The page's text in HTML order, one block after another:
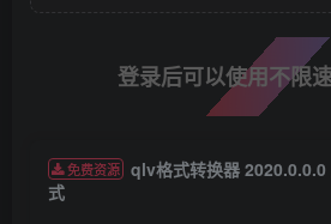
登录后可以使用不限
免费资源 qlv格式转换器
式